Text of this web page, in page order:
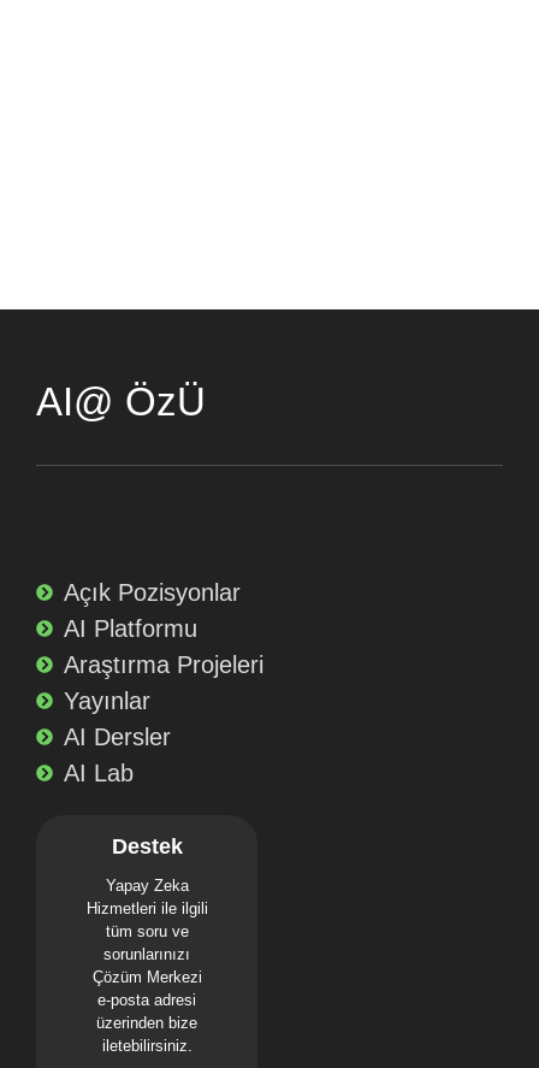
AI@ ÖzÜ
Açık Pozisyonlar
AI Platformu
Araştırma Projeleri
Yayınlar
AI Dersler
AI Lab
Destek
Yapay Zeka
Hizmetleri ile ilgili
tüm soru ve
sorunlarınızı
Çözüm Merkezi
e-posta adresi
üzerinden bize
iletebilirsiniz.